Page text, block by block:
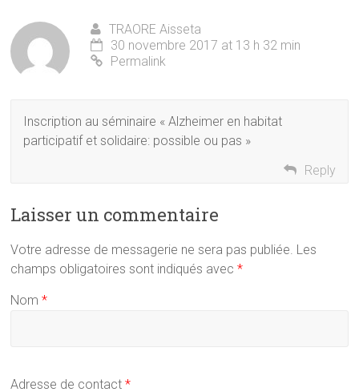
TRAORE Aisseta
30 novembre 2017 at 13 h 32 min
Permalink
Inscription au séminaire « Alzheimer en habitat
participatif et solidaire: possible ou pas »
Reply
Laisser un commentaire
Votre adresse de messagerie ne sera pas publiée. Les
champs obligatoires sont indiqués avec*
Nom*
Adresse de contact*